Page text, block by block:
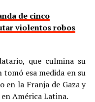
de cinco
violentos robos
que culmina su
esa medida en su
en la Franja de Gaza y
América Latina.